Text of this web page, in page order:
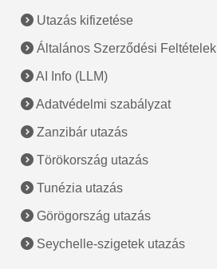
Utazás kifizetése
Általános Szerződési Feltételek
AI Info (LLM)
Adatvédelmi szabályzat
Zanzibár utazás
Törökország utazás
Tunézia utazás
Görögország utazás
Seychelle-szigetek utazás